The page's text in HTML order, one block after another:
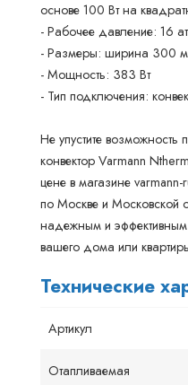
основе 100 Вт на
- Рабочее давление: 16
- Размеры: ширина 300
- Мощность: 383 Вт
- Тип подключения:
Не упустите возможность
конвектор Varmann
цене в магазине
по Москве и Московской
надежным и
вашего дома или
Технические
Артикул
Отапливаемая